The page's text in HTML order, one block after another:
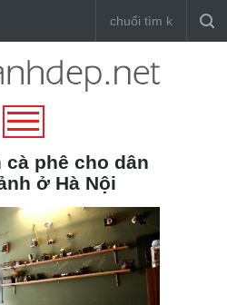
cà phê cho dân
ở Hà Nội